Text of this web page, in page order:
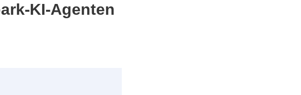
KI-Agenten